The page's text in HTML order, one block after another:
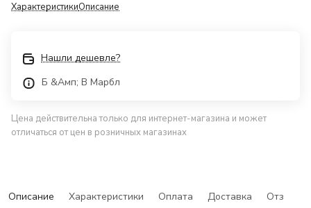
ХарактеристикиОписание
Нашли дешевле?
Б &Амп; В Марбл
Цена действительна только для интернет-магазина и может
отличаться от цен в розничных магазинах
Описание Характеристики Оплата Доставка Отзывы